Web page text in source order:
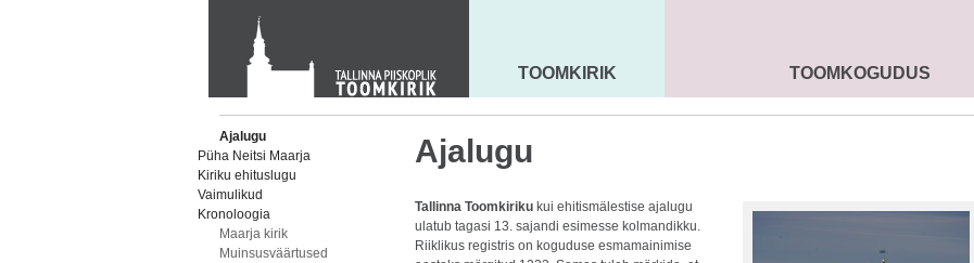
KONTAKT
Toom-Kooli 6, 10130 TALLINN
tallinna.toom@eelk.ee
MAARJA KIRIK
TOOMKIRIK SEENIORIDTOOMKOGUDUS
Ajalugu
Püha Neitsi Maarja
Kiriku ehituslugu
Vaimulikud
Kronoloogia
Maarja kirik
Muinsusväärtused
Ajalugu
Tallinna Toomkiriku kui ehitismälestise ajalugu
ulatub tagasi 13. sajandi esimesse kolmandikku.
Riiklikus registris on koguduse esmamainimise